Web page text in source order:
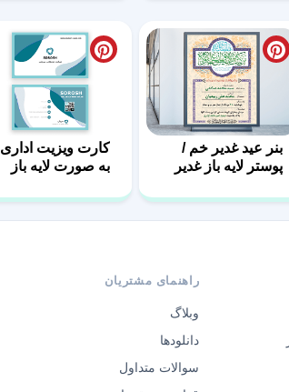
بنر عید غدیر خم /
پوستر لایه باز غدیر
کارت ویزیت اداری
به صورت لایه باز
راهنمای مشتریان
وبلاگ
دانلودها
سوالات متداول